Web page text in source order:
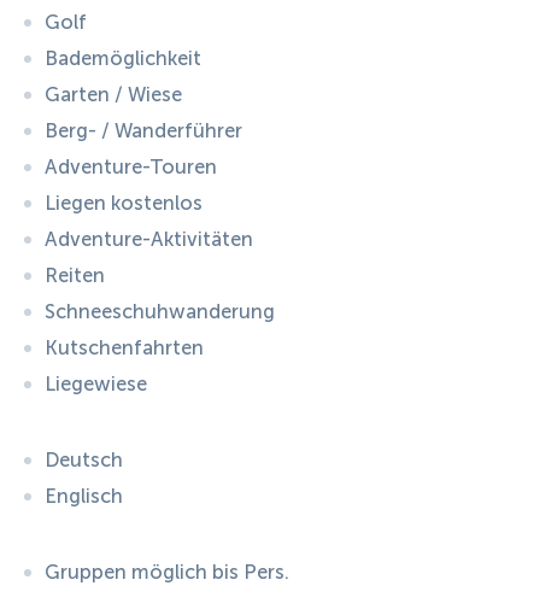
Golf
Bademöglichkeit
Garten / Wiese
Berg- / Wanderführer
Adventure-Touren
Liegen kostenlos
Adventure-Aktivitäten
Reiten
Schneeschuhwanderung
Kutschenfahrten
Liegewiese
Deutsch
Englisch
Gruppen möglich bis Pers.